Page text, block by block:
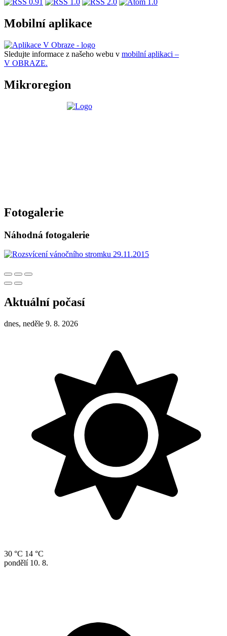
Mobilní aplikace
Sledujte informace z našeho webu v mobilní aplikaci –
V OBRAZE.
Mikroregion
Fotogalerie
Náhodná fotogalerie
Aktuální počasí
dnes, neděle 9. 8. 2026
30 °C 14 °C
pondělí 10. 8.